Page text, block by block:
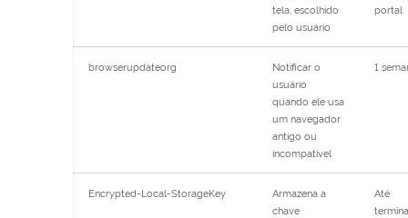
tela, escolhido
pelo usuário
portal
browserupdateorg
Notificar o
usuário
quando ele usa
um navegador
antigo ou
incompatível
1
Encrypted-Local-StorageKey
Armazena a
chave
Até